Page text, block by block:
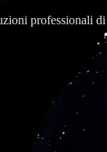
professionali